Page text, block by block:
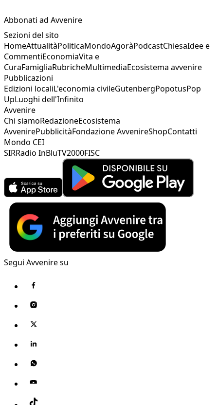
Abbonati ad Avvenire
Sezioni del sito
HomeAttualitàPoliticaMondoAgoràPodcastChiesaIdee e
CommentiEconomiaVita e
CuraFamigliaRubricheMultimediaEcosistema avvenire
Pubblicazioni
Edizioni localiL'economia civileGutenbergPopotusPop
UpLuoghi dell'Infinito
Avvenire
Chi siamoRedazioneEcosistema
AvvenirePubblicitàFondazione AvvenireShopContatti
Mondo CEI
SIRRadio InBluTV2000FISC
Segui Avvenire su